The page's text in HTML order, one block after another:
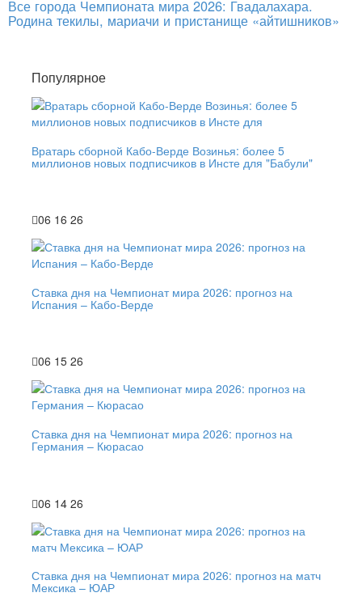
Все города Чемпионата мира 2026: Гвадалахара.
Родина текилы, мариачи и пристанище «айтишников»
Популярное
Вратарь сборной Кабо-Верде Возинья: более 5
миллионов новых подписчиков в Инсте для "Бабули"
06 16 26
Ставка дня на Чемпионат мира 2026: прогноз на
Испания – Кабо-Верде
06 15 26
Ставка дня на Чемпионат мира 2026: прогноз на
Германия – Кюрасао
06 14 26
Ставка дня на Чемпионат мира 2026: прогноз на матч
Мексика – ЮАР